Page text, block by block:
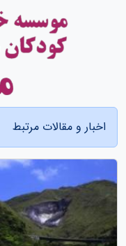
اخبار و مقالات مرتبط